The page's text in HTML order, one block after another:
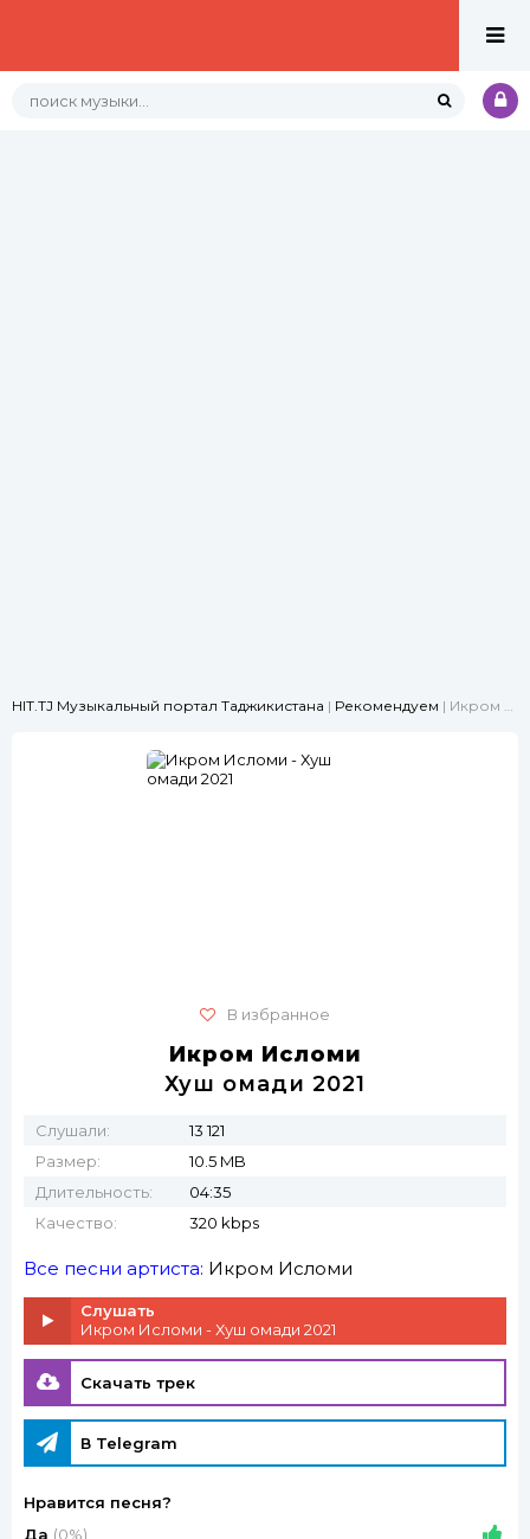
HIT.TJ Музыкальный портал Таджикистана | Рекомендуем | Икром Исломи - Хуш омади 2021
В избранное
Икром Исломи
Хуш омади 2021
Слушали:
13 121
Размер:
10.5 MB
Длительность:
04:35
Качество:
320 kbps
Все песни артиста: Икром Исломи
Слушать
Икром Исломи - Хуш омади 2021
Скачать трек
В Telegram
Нравится песня?
Да (0%)